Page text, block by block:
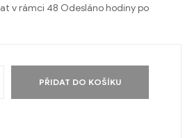
v rámci 48 Odesláno hodiny po
PŘIDAT DO KOŠÍKU